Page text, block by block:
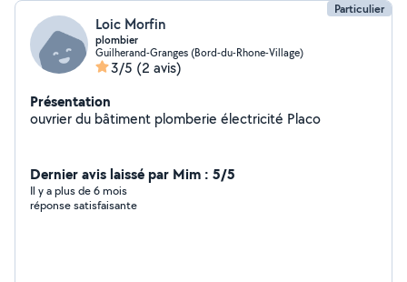
Particulier
Loic Morfin
plombier
Guilherand-Granges (Bord-du-Rhone-Village)
3/5 (2 avis)
Présentation
ouvrier du bâtiment plomberie électricité Placo
Dernier avis laissé par Mim : 5/5
Il y a plus de 6 mois
réponse satisfaisante